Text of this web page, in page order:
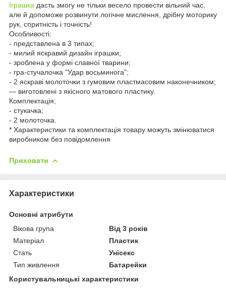
Іграшка дасть змогу не тільки весело провести вільний час,
але й допоможе розвинути логічне мислення, дрібну моторику
рук, спритність і точність!
Особливості:
- представлена в 3 типах;
- милий яскравий дизайн іграшки;
- зроблена у формі славної тварини;
- гра-стучалочка "Удар восьминога";
- 2 яскраві молоточки з гумовим пластмасовим наконечником;
— виготовлені з якісного матового пластику.
Комплектація;
- стукачка;
- 2 молоточка.
* Характеристики та комплектація товару можуть змінюватися
виробником без повідомлення
Приховати
Характеристики
Основні атрибути
Вікова група
Від 3 років
Матеріал
Пластик
Стать
Унісекс
Тип живлення
Батарейки
Користувальницькі характеристики